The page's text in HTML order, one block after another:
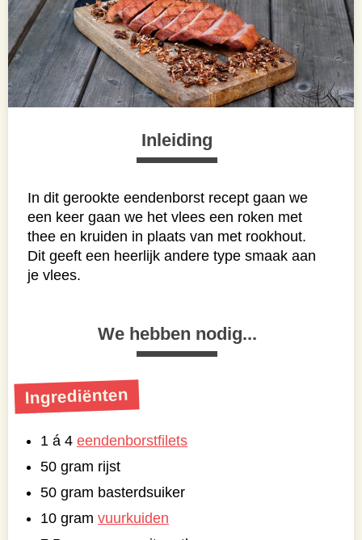
Inleiding
In dit gerookte eendenborst recept gaan we
een keer gaan we het vlees een roken met
thee en kruiden in plaats van met rookhout.
Dit geeft een heerlijk andere type smaak aan
je vlees.
We hebben nodig...
Ingrediënten
1 á 4 eendenborstfilets
50 gram rijst
50 gram basterdsuiker
10 gram vuurkuiden